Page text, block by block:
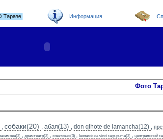
Таразе Информация
Фото
, собаки(20) , абая(13) , don qihote de lamancha(12) ,
, драмтеатр(3) , советская(3) , leonardo da vinci rags puma(3) , центральный